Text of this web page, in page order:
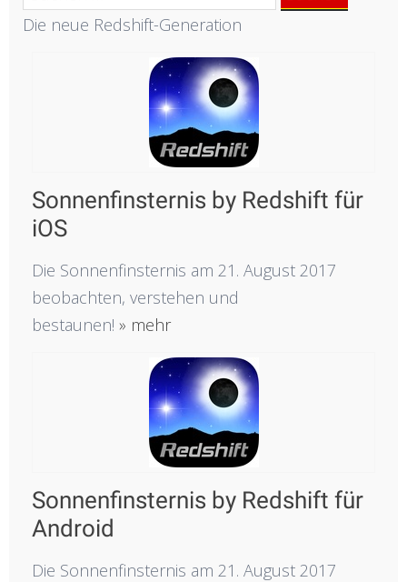
nach:
Die neue Redshift-Generation
Sonnenfinsternis by Redshift für
iOS
Die Sonnenfinsternis am 21. August 2017
beobachten, verstehen und
bestaunen! » mehr
Sonnenfinsternis by Redshift für
Android
Die Sonnenfinsternis am 21. August 2017